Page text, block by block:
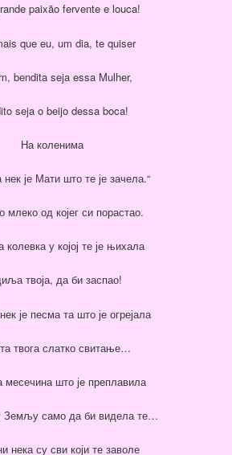
paixão fervente e louca!
que eu, um dia, te quiser
bendita seja essa Mulher,
seja o beijo dessa boca!
На коленима
је Мати што те је зачела.“
млеко од којег си порастао.
у којој те је њихала
твоја, да би заспао!
је песма та што је огрејала
твога слатко свитање…
месечина што је преплавила
Земљу само да би видела те…
нека су сви који те заволе